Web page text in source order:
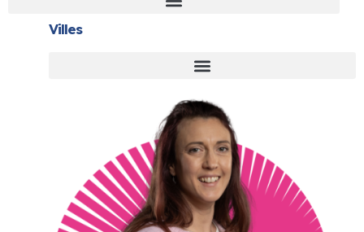
Villes